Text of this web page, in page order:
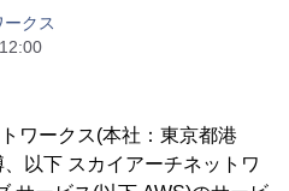
クス
ワークス(本社：東京都港
以下 スカイアーチネットワ